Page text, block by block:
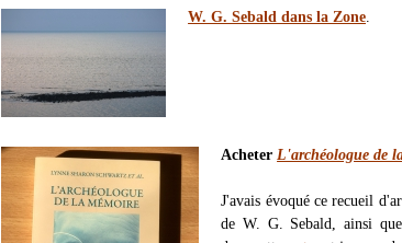
W. G. Sebald dans la Zone
Acheter L'archéologue de
J'avais évoqué ce recueil
de W. G. Sebald, ainsi